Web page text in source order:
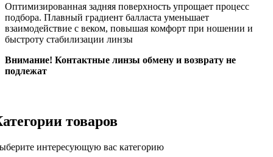
Оптимизированная задняя поверхность упрощает процесс
подбора. Плавный градиент балласта уменьшает
взаимодействие с веком, повышая комфорт при ношении и
быстроту стабилизации линзы
Внимание! Контактные линзы обмену и возврату не
подлежат
товаров
интересующую вас категорию